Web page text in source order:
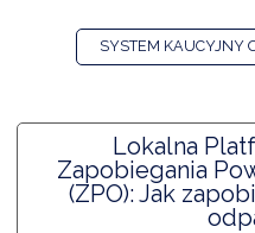
SYSTEM KAUCYJNY
Lokalna
Zapobiegania
(ZPO): Jak